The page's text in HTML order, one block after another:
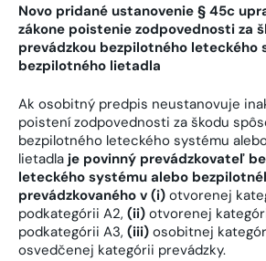
Novo pridané ustanovenie § 45c
zákone poistenie zodpovednosti za
prevádzkou bezpilotného leteckého
bezpilotného lietadla
Ak osobitný predpis neustanovuje
poistení zodpovednosti za škodu
bezpilotného leteckého systému
lietadla je povinný prevádzkovateľ
leteckého systému alebo
prevádzkovaného v (i) otvorenej
podkategórii A2, (ii) otvorenej
podkategórii A3, (iii) osobitnej
osvedčenej kategórii prevádzky.